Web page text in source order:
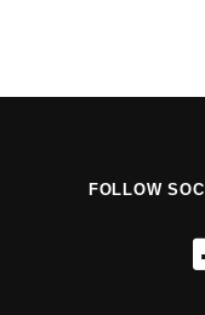
FOLLOW